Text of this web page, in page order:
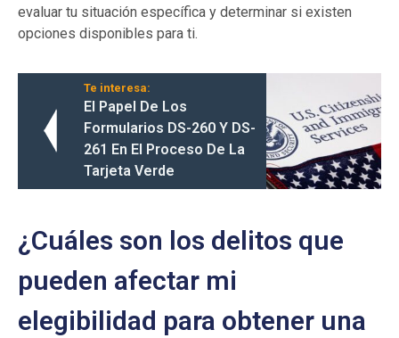
evaluar tu situación específica y determinar si existen
opciones disponibles para ti.
Te interesa:
El Papel De Los
Formularios DS-260 Y DS-
261 En El Proceso De La
Tarjeta Verde
¿Cuáles son los delitos que
pueden afectar mi
elegibilidad para obtener una